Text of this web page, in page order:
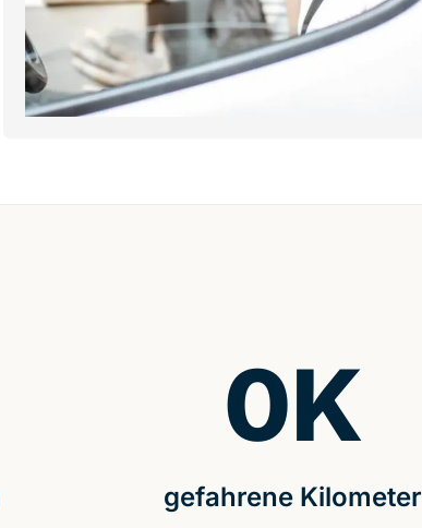
gefahrene Kilometer
0K